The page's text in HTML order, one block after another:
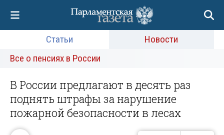
Статьи
Новости
Все о пенсиях в России
В России предлагают в десять раз
поднять штрафы за нарушение
пожарной безопасности в лесах